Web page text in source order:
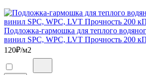
Подложка-гармошка для теплого
винил SPC, WPC, LVT Прочность 200
120₽/м2